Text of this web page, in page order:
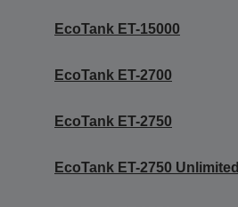
EcoTank ET-15000
EcoTank ET-2700
EcoTank ET-2750
EcoTank ET-2750 Unlimited